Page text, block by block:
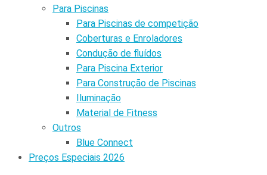
Para Piscinas
Para Piscinas de competição
Coberturas e Enroladores
Condução de fluídos
Para Piscina Exterior
Para Construção de Piscinas
Iluminação
Material de Fitness
Outros
Blue Connect
Preços Especiais 2026